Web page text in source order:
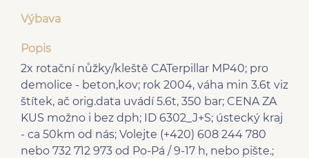
Výbava
Popis
2x rotační nůžky/kleště CATerpillar MP40; pro
demolice - beton,kov; rok 2004, váha min 3.6t viz
štítek, ač orig.data uvádí 5.6t, 350 bar; CENA ZA
KUS možno i bez dph; ID 6302_J+S; ústecký kraj
- ca 50km od nás; Volejte (+420) 608 244 780
nebo 732 712 973 od Po-Pá / 9-17 h, nebo pište.;